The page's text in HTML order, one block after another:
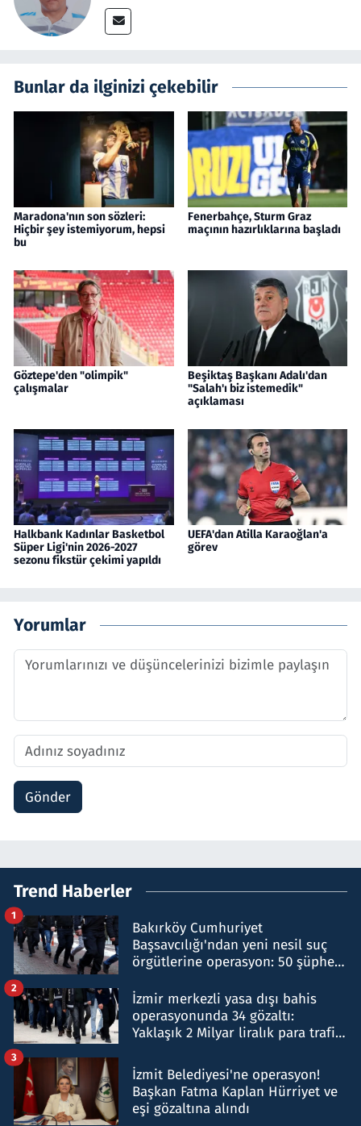
Bunlar da ilginizi çekebilir
Maradona'nın son sözleri:
Hiçbir şey istemiyorum, hepsi
bu
Fenerbahçe, Sturm Graz
maçının hazırlıklarına başladı
Göztepe'den "olimpik"
çalışmalar
Beşiktaş Başkanı Adalı'dan
"Salah'ı biz istemedik"
açıklaması
Halkbank Kadınlar Basketbol
Süper Ligi'nin 2026-2027
sezonu fikstür çekimi yapıldı
UEFA'dan Atilla Karaoğlan'a
görev
Yorumlar
Gönder
Trend Haberler
Bakırköy Cumhuriyet
Başsavcılığı'ndan yeni nesil suç
örgütlerine operasyon: 50 şüpheli
1
İzmir merkezli yasa dışı bahis
operasyonunda 34 gözaltı:
Yaklaşık 2 Milyar liralık para trafiği
2
İzmit Belediyesi'ne operasyon!
Başkan Fatma Kaplan Hürriyet ve
eşi gözaltına alındı
3